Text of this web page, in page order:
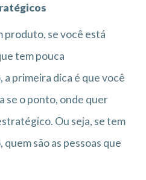
produto, se você está
tem pouca
a primeira dica é que você
se o ponto, onde quer
Ou seja, se tem
são as pessoas que